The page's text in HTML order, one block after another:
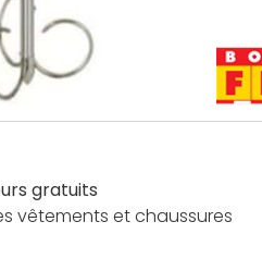
gratuits
vêtements et chaussures